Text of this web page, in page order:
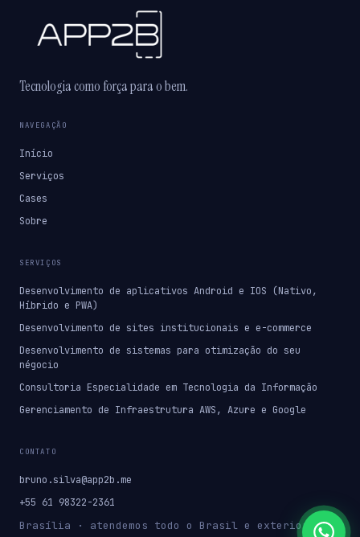
Tecnologia como força para o bem.
NAVEGAÇÃO
Início
Serviços
Cases
Sobre
SERVIÇOS
Desenvolvimento de aplicativos Android e IOS (Nativo,
Híbrido e PWA)
Desenvolvimento de sites institucionais e e-commerce
Desenvolvimento de sistemas para otimização do seu
négocio
Consultoria Especialidade em Tecnologia da Informação
Gerenciamento de Infraestrutura AWS, Azure e Google
CONTATO
bruno.silva@app2b.me
+55 61 98322-2361
Brasília · atendemos todo o Brasil e exterior